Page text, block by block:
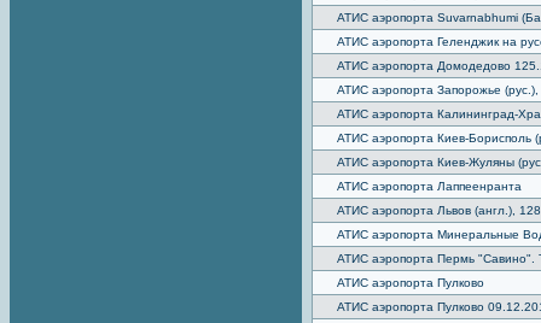
АТИС аэропорта Suvarnabhumi
АТИС аэропорта Геленджик на
АТИС аэропорта Домодедово
АТИС аэропорта Запорожье
АТИС аэропорта Калининград-
АТИС аэропорта Киев-Борисполь
АТИС аэропорта Киев-Жуляны
АТИС аэропорта Лаппеенранта
АТИС аэропорта Львов (англ.),
АТИС аэропорта Минеральные
АТИС аэропорта Пермь "Савино".
АТИС аэропорта Пулково
АТИС аэропорта Пулково